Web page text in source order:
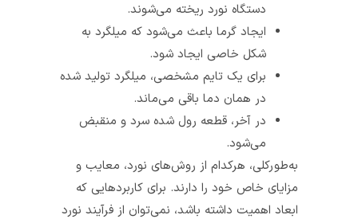
دستگاه نورد ریخته می‌شوند.
ایجاد گرما باعث می‌شود که میلگرد به
شکل خاصی ایجاد شود.
برای یک تایم مشخصی، میلگرد تولید شده
در همان دما باقی می‌ماند.
در آخر، قطعه رول شده سرد و منقبض
به‌طورکلی، هرکدام از روش‌های نورد، معایب و
مزایای خاص خود را دارند. برای کاربردهایی که
ابعاد اهمیت داشته باشد، نمی‌توان از فرآیند نورد